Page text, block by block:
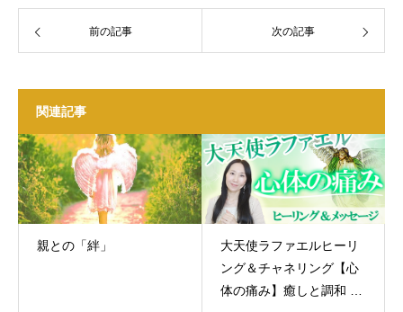
前の記事 次の記事
関連記事
親との「絆」
大天使ラファエルヒーリ
ング＆チャネリング【心
体の痛み】癒しと調和 大